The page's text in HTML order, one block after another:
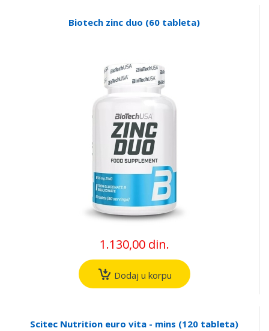
Biotech zinc duo (60 tableta)
1.130,00 din.
Dodaj u korpu
Scitec Nutrition euro vita - mins (120 tableta)